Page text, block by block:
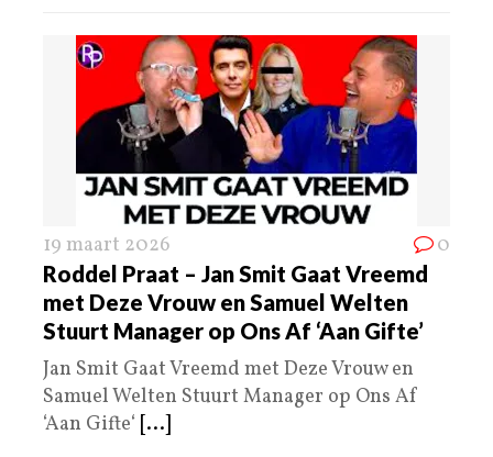
19 maart 2026 0
Roddel Praat – Jan Smit Gaat Vreemd
met Deze Vrouw en Samuel Welten
Stuurt Manager op Ons Af ‘Aan Gifte’
Jan Smit Gaat Vreemd met Deze Vrouw en
Samuel Welten Stuurt Manager op Ons Af
‘Aan Gifte‘ [...]